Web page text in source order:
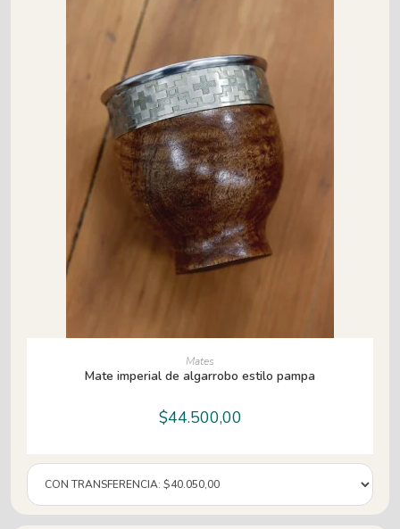
AÑADIR AL CARRITO
Mates
Mate imperial de algarrobo estilo pampa
$44.500,00